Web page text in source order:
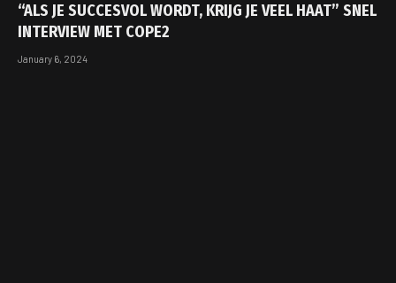
“ALS JE SUCCESVOL WORDT, KRIJG JE VEEL HAAT” SNEL
INTERVIEW MET COPE2
January 6, 2024